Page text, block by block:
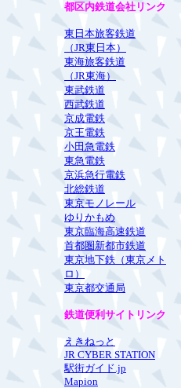
都区内鉄道会社リンク
東日本旅客鉄道
（JR東日本）
東海旅客鉄道
（JR東海）
東武鉄道
西武鉄道
京成電鉄
京王電鉄
小田急電鉄
東急電鉄
京浜急行電鉄
北総鉄道
東京モノレール
ゆりかもめ
東京臨海高速鉄道
首都圏新都市鉄道
東京地下鉄（東京メト
ロ）
東京都交通局
鉄道便利サイトリンク
えきねっと
JR CYBER STATION
駅街ガイド.jp
Mapion